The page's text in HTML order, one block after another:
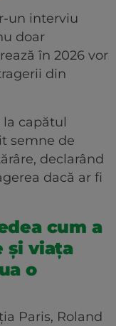
un interviu
doar
în 2026 vor
din
la capătul
semne de
declarând
dacă ar fi
cum a
și viața
o
Paris, Roland